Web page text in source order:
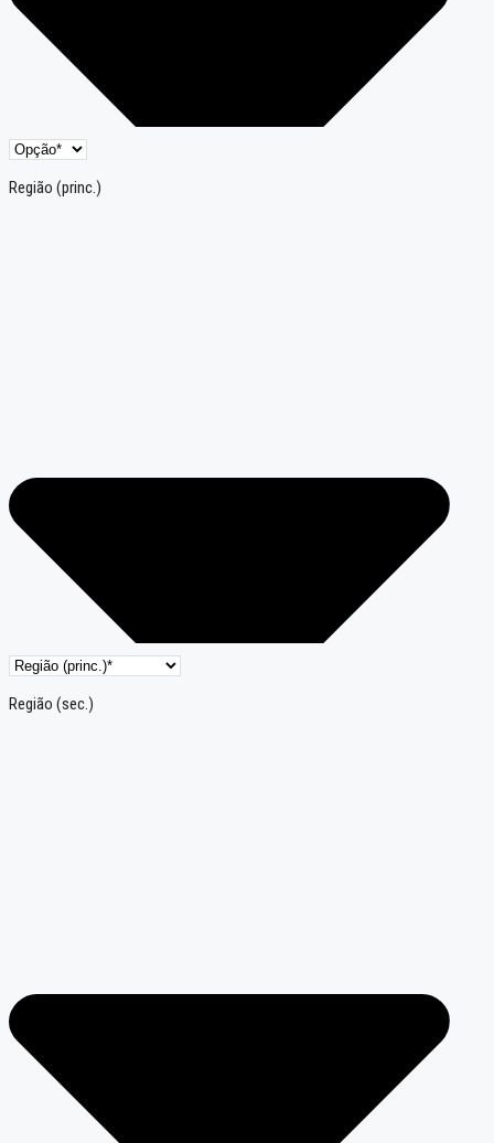
Região (princ.)
Região (sec.)